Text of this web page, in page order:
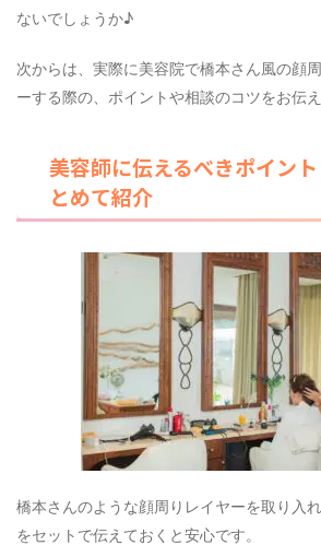
ないでしょうか♪
次からは、実際に美容院で橋本さん風の顔
ーする際の、ポイントや相談のコツをお伝
美容師に伝えるべきポイン
とめて紹介
橋本さんのような顔周りレイヤーを取り入
をセットで伝えておくと安心です。